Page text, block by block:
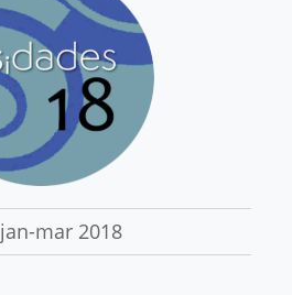
jan-mar 2018